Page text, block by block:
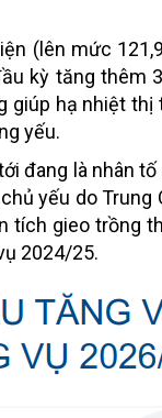
(lên mức
kỳ tăng thêm
giúp hạ nhiệt
yếu.
đang là nhân tố
yếu do
tích gieo trồng
2024/25.